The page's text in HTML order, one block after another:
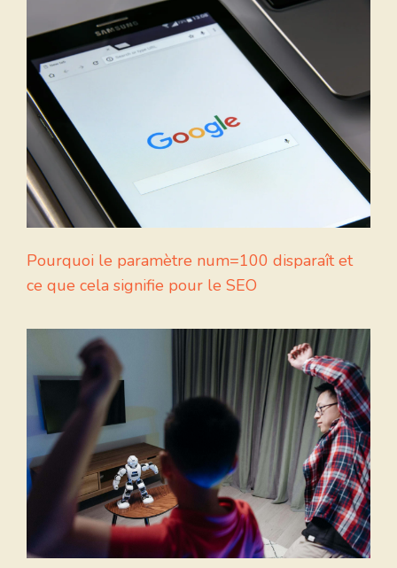
Pourquoi le paramètre num=100 disparaît et
ce que cela signifie pour le SEO